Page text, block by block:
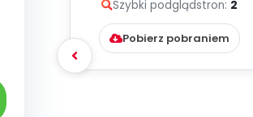
Szybki podglądstron: 2
Pobierz pobraniem